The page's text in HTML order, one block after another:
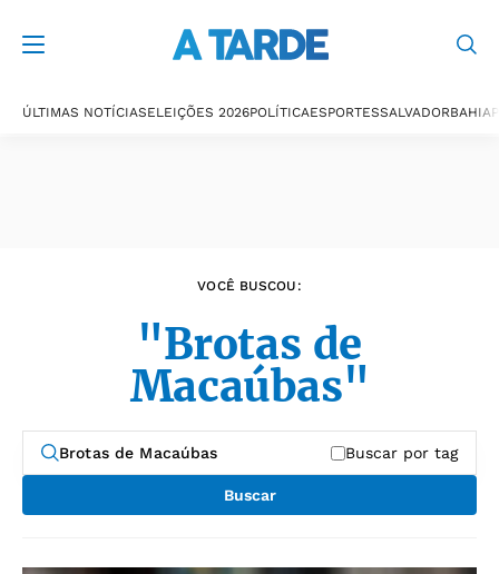
ÚLTIMAS NOTÍCIASELEIÇÕES 2026POLÍTICAESPORTESSALVADORBAHIA
VOCÊ BUSCOU:
"Brotas de
Macaúbas"
Buscar por tag
Buscar